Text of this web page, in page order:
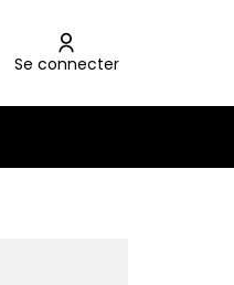
Se connecter